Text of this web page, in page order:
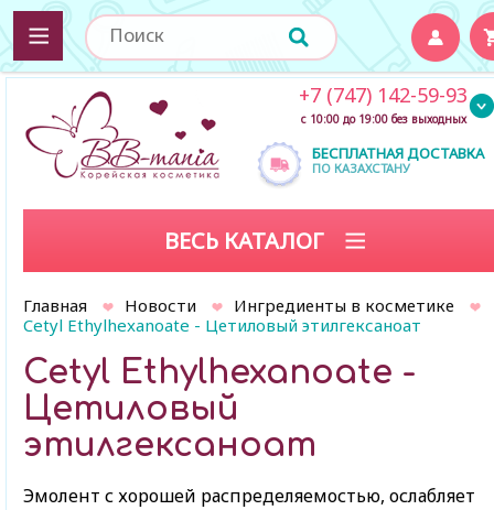
БЕСПЛАТНАЯ ДОСТАВКА
ПО КАЗАХСТАНУ
+7 (747) 142-59-93
с 10:00 до 19:00 без выходных
ВЕСЬ КАТАЛОГ
Главная Новости
Ингредиенты в косметике
Cetyl Ethylhexanoate - Цетиловый этилгексаноат
Cetyl Ethylhexanoate -
Цетиловый
этилгексаноат
Эмолент с хорошей распределяемостью, ослабляет